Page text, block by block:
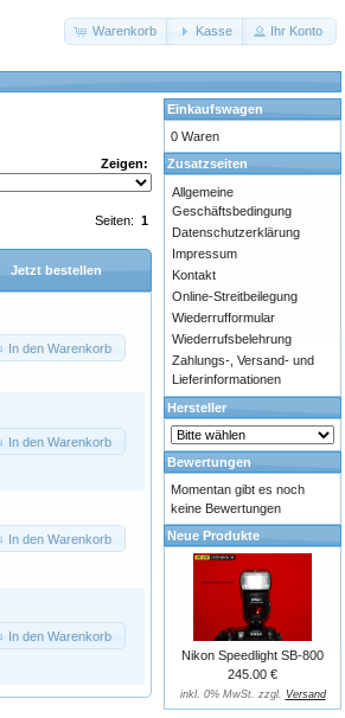
Warenkorb Kasse Ihr Konto
Zeigen:
Seiten: 1
Jetzt bestellen
In den Warenkorb
In den Warenkorb
In den Warenkorb
In den Warenkorb
Einkaufswagen
0 Waren
Zusatzseiten
Allgemeine
Geschäftsbedingung
Datenschutzerklärung
Impressum
Kontakt
Online-Streitbeilegung
Wiederrufformular
Wiederrufsbelehrung
Zahlungs-, Versand- und
Lieferinformationen
Hersteller
Bewertungen
Momentan gibt es noch
keine Bewertungen
Neue Produkte
Nikon Speedlight SB-800
245.00 €
inkl. 0% MwSt. zzgl. Versand